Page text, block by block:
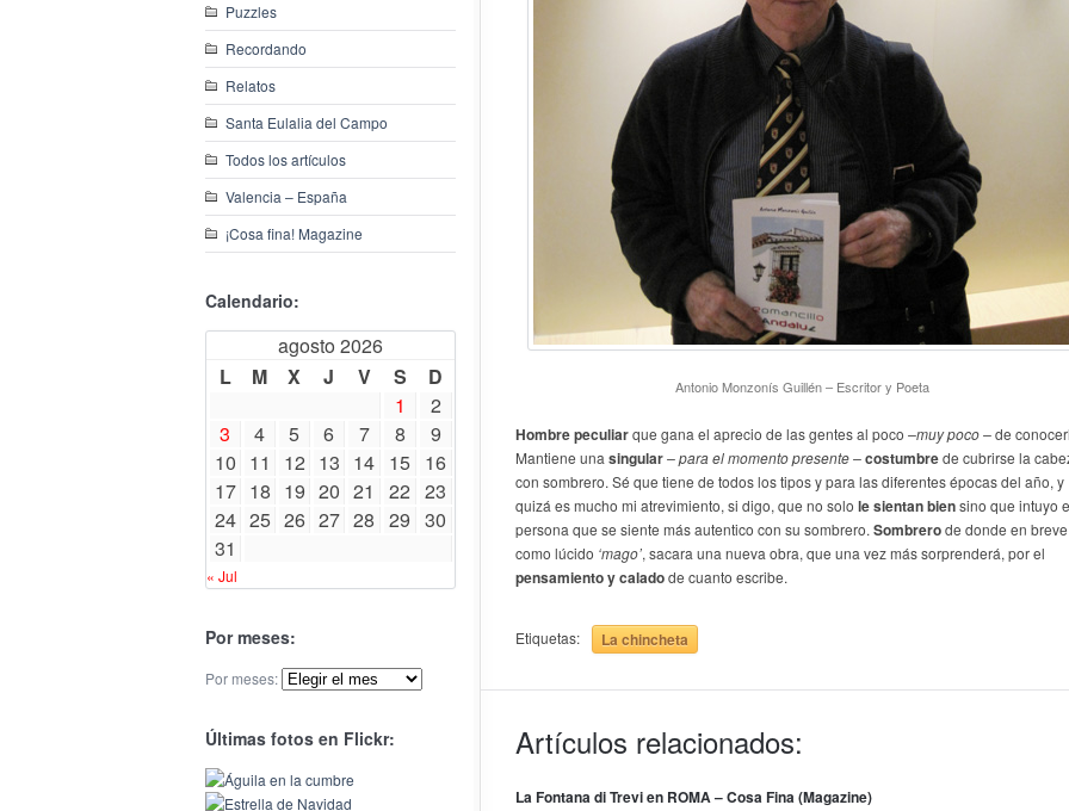
Puzzles
Recordando
Relatos
Santa Eulalia del Campo
Todos los artículos
Valencia – España
¡Cosa fina! Magazine
Calendario:
agosto 2026
L
M X J V S
D
1
2
3
4 5 6 7 8
9
10 11 12 13 14 15 16
17 18 19 20 21 22 23
24 25 26 27 28 29 30
31
« Jul
Por meses:
Por meses:
Últimas fotos en Flickr:
Antonio Monzonís Guillén – Escritor y Poeta
Hombre peculiarque gana el aprecio de las gentes al poco –muy poco –de
Mantiene una singular– para el momento presente –costumbrede cubrirse la
con sombrero. Sé que tiene de todos los tipos y para las diferentes épocas del año, y
quizá es mucho mi atrevimiento, si digo, que no solo le sientan biensino que intuyo
persona que se siente más autentico con su sombrero. Sombrerode donde en
como lúcido ‘mago’, sacara una nueva obra, que una vez más sorprenderá, por el
pensamiento y caladode cuanto escribe.
Etiquetas: La chincheta
Artículos relacionados:
La Fontana di Trevi en ROMA – Cosa Fina (Magazine)